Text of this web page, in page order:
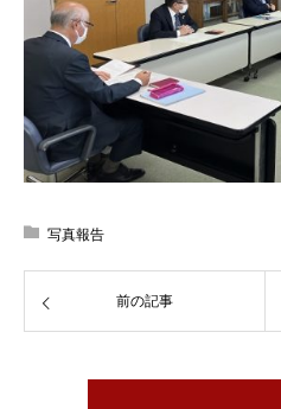
写真報告
前の記事